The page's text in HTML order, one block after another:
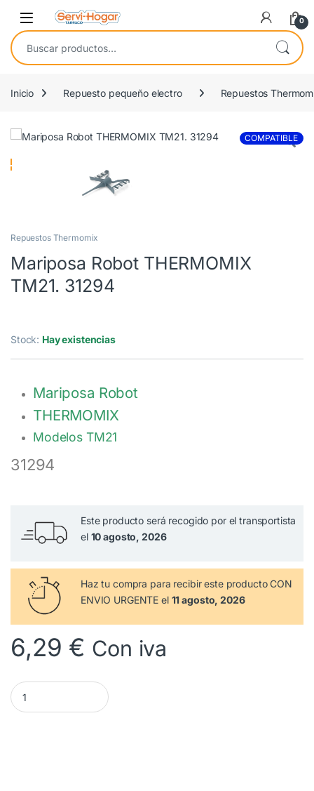
Saltar a navegación
saltar al contenido
Open 0
Buscar por:
Inicio Repuesto pequeño electro Repuestos
COMPATIBLE
Repuestos Thermomix
Mariposa Robot THERMOMIX
TM21. 31294
Stock: Hay existencias
Mariposa Robot
THERMOMIX
Modelos TM21
31294
Este producto será recogido por el transportista
el 10 agosto, 2026
Haz tu compra para recibir este producto CON
ENVIO URGENTE el 11 agosto, 2026
6,29 € Con iva
Mariposa Robot THERMOMIX TM21. 31294 cantidad